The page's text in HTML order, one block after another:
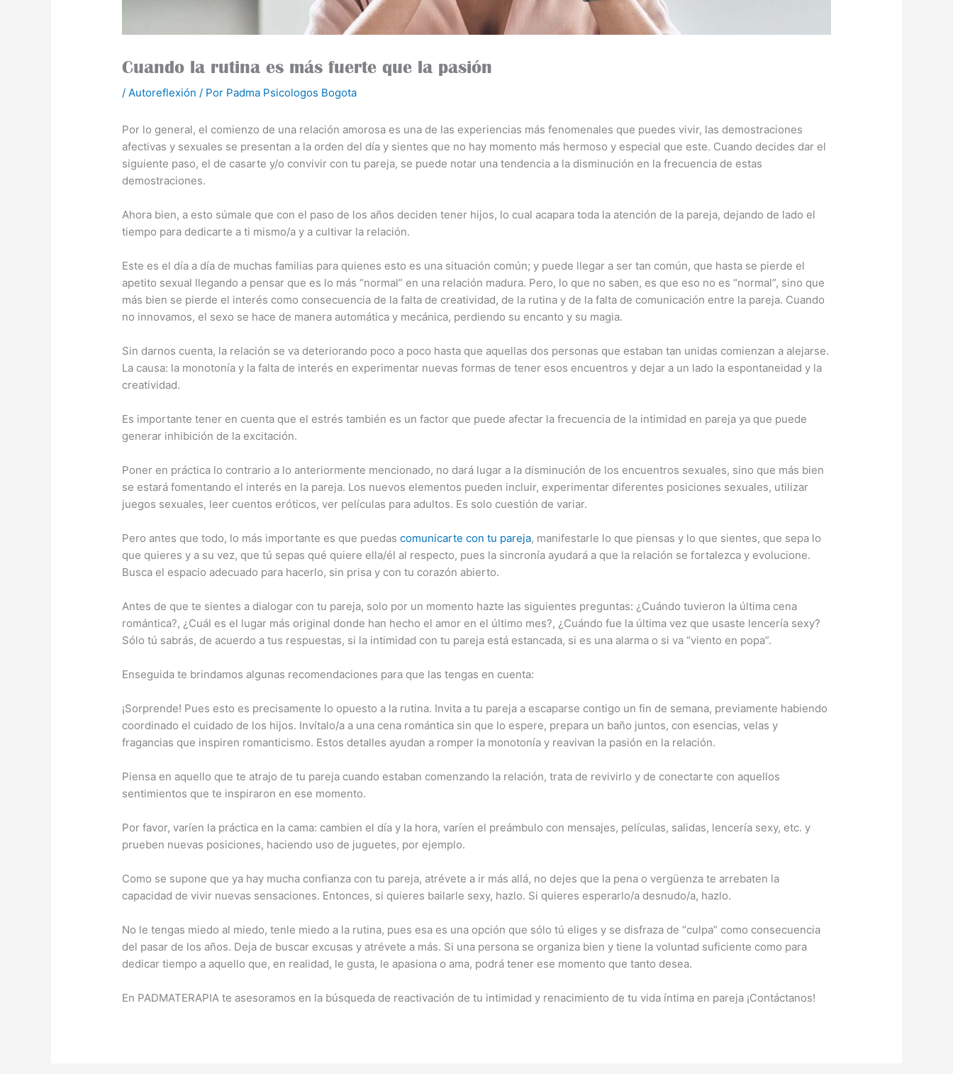
Cuando la rutina es más fuerte que la pasión
/Autoreflexión / Por Padma Psicologos Bogota
Por lo general, el comienzo de una relación amorosa es una de las experiencias más fenomenales que puedes vivir, las demostraciones
afectivas y sexuales se presentan a la orden del día y sientes que no hay momento más hermoso y especial que este. Cuando decides dar el
siguiente paso, el de casarte y/o convivir con tu pareja, se puede notar una tendencia a la disminución en la frecuencia de estas
demostraciones.
Ahora bien, a esto súmale que con el paso de los años deciden tener hijos, lo cual acapara toda la atención de la pareja, dejando de lado el
tiempo para dedicarte a ti mismo/a y a cultivar la relación.
Este es el día a día de muchas familias para quienes esto es una situación común; y puede llegar a ser tan común, que hasta se pierde el
apetito sexual llegando a pensar que es lo más “normal” en una relación madura. Pero, lo que no saben, es que eso no es “normal”, sino que
más bien se pierde el interés como consecuencia de la falta de creatividad, de la rutina y de la falta de comunicación entre la pareja. Cuando
no innovamos, el sexo se hace de manera automática y mecánica, perdiendo su encanto y su magia.
Sin darnos cuenta, la relación se va deteriorando poco a poco hasta que aquellas dos personas que estaban tan unidas comienzan a alejarse.
La causa: la monotonía y la falta de interés en experimentar nuevas formas de tener esos encuentros y dejar a un lado la espontaneidad y la
creatividad.
Es importante tener en cuenta que el estrés también es un factor que puede afectar la frecuencia de la intimidad en pareja ya que puede
generar inhibición de la excitación.
Poner en práctica lo contrario a lo anteriormente mencionado, no dará lugar a la disminución de los encuentros sexuales, sino que más bien
se estará fomentando el interés en la pareja. Los nuevos elementos pueden incluir, experimentar diferentes posiciones sexuales, utilizar
juegos sexuales, leer cuentos eróticos, ver películas para adultos. Es solo cuestión de variar.
Pero antes que todo, lo más importante es que puedascomunicarte con tu pareja, manifestarle lo que piensas y lo que sientes, que sepa lo
que quieres y a su vez, que tú sepas qué quiere ella/él al respecto, pues la sincronía ayudará a que la relación se fortalezca y evolucione.
Busca el espacio adecuado para hacerlo, sin prisa y con tu corazón abierto.
Antes de que te sientes a dialogar con tu pareja, solo por un momento hazte las siguientes preguntas: ¿Cuándo tuvieron la última cena
romántica?, ¿Cuál es el lugar más original donde han hecho el amor en el último mes?, ¿Cuándo fue la última vez que usaste lencería sexy?
Sólo tú sabrás, de acuerdo a tus respuestas, si la intimidad con tu pareja está estancada, si es una alarma o si va “viento en popa”.
Enseguida te brindamos algunas recomendaciones para que las tengas en cuenta:
¡Sorprende! Pues esto es precisamente lo opuesto a la rutina. Invita a tu pareja a escaparse contigo un fin de semana, previamente habiendo
coordinado el cuidado de los hijos. Invítalo/a a una cena romántica sin que lo espere, prepara un baño juntos, con esencias, velas y
fragancias que inspiren romanticismo. Estos detalles ayudan a romper la monotonía y reavivan la pasión en la relación.
Piensa en aquello que te atrajo de tu pareja cuando estaban comenzando la relación, trata de revivirlo y de conectarte con aquellos
sentimientos que te inspiraron en ese momento.
Por favor, varíen la práctica en la cama: cambien el día y la hora, varíen el preámbulo con mensajes, películas, salidas, lencería sexy, etc. y
prueben nuevas posiciones, haciendo uso de juguetes, por ejemplo.
Como se supone que ya hay mucha confianza con tu pareja, atrévete a ir más allá, no dejes que la pena o vergüenza te arrebaten la
capacidad de vivir nuevas sensaciones. Entonces, si quieres bailarle sexy, hazlo. Si quieres esperarlo/a desnudo/a, hazlo.
No le tengas miedo al miedo, tenle miedo a la rutina, pues esa es una opción que sólo tú eliges y se disfraza de “culpa” como consecuencia
del pasar de los años. Deja de buscar excusas y atrévete a más. Si una persona se organiza bien y tiene la voluntad suficiente como para
dedicar tiempo a aquello que, en realidad, le gusta, le apasiona o ama, podrá tener ese momento que tanto desea.
En PADMATERAPIA te asesoramos en la búsqueda de reactivación de tu intimidad y renacimiento de tu vida íntima en pareja ¡Contáctanos!